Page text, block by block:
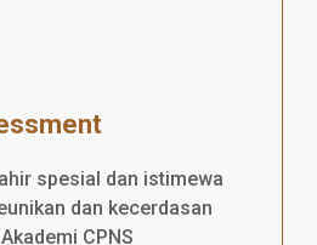
spesial dan istimewa
dan kecerdasan
CPNS